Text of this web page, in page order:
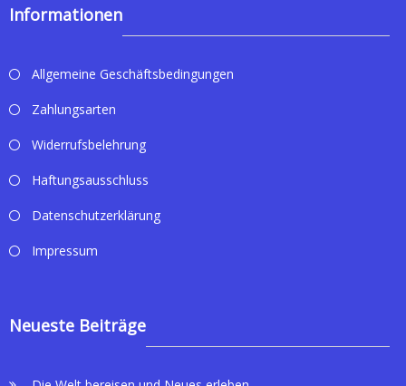
Informationen
Allgemeine Geschäftsbedingungen
Zahlungsarten
Widerrufsbelehrung
Haftungsausschluss
Datenschutzerklärung
Impressum
Neueste Beiträge